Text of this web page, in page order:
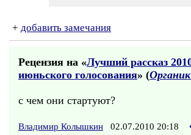
+ добавить замечания
Рецензия на «Лучший рассказ
июньского голосования» (
с чем они стартуют?
Владимир Колышкин 02.07.2010 20:18